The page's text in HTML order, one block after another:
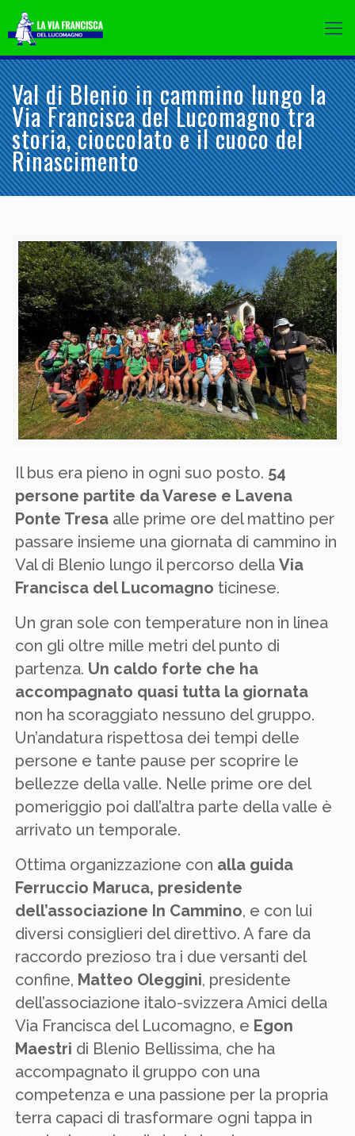
Val di Blenio in cammino lungo la
Via Francisca del Lucomagno tra
storia, cioccolato e il cuoco del
Rinascimento
Il bus era pieno in ogni suo posto. 54
persone partite da Varese e Lavena
Ponte Tresa alle prime ore del mattino per
passare insieme una giornata di cammino in
Val di Blenio lungo il percorso dellaVia
Francisca del Lucomagno ticinese.
Un gran sole con temperature non in linea
con gli oltre mille metri del punto di
partenza. Un caldo forte che ha
accompagnato quasi tutta la giornata
non ha scoraggiato nessuno del gruppo.
Un’andatura rispettosa dei tempi delle
persone e tante pause per scoprire le
bellezze della valle. Nelle prime ore del
pomeriggio poi dall’altra parte della valle è
arrivato un temporale.
Ottima organizzazione con alla guida
Ferruccio Maruca, presidente
dell’associazione In Cammino, e con lui
diversi consiglieri del direttivo. A fare da
raccordo prezioso tra i due versanti del
confine, Matteo Oleggini, presidente
dell’associazione italo-svizzera Amici della
Via Francisca del Lucomagno, e Egon
Maestri di Blenio Bellissima, che ha
accompagnato il gruppo con una
competenza e una passione per la propria
terra capaci di trasformare ogni tappa in